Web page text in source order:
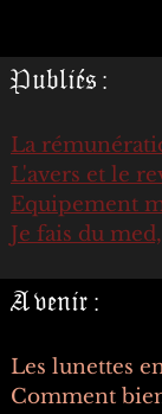
Publiés :
La
L'avers et le
Equipement
Je fais du
A venir :
Les lunettes
Comment